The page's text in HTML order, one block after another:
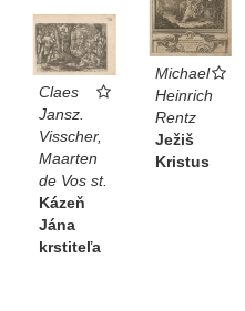
Michael
Heinrich
Rentz
Ježiš
Kristus
Claes
Jansz.
Visscher,
Maarten
de Vos st.
Kázeň
Jána
krstiteľa